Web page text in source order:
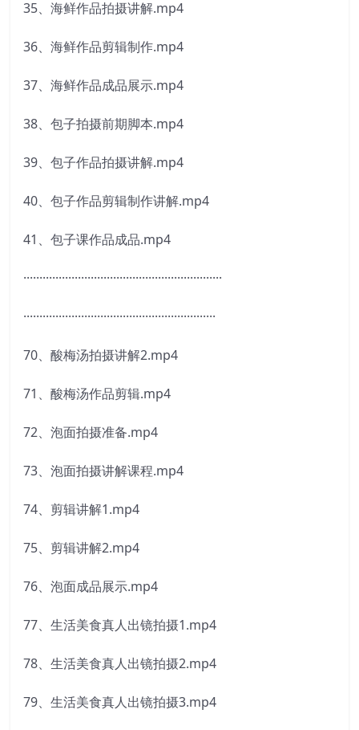
35、海鲜作品拍摄讲解.mp4
36、海鲜作品剪辑制作.mp4
37、海鲜作品成品展示.mp4
38、包子拍摄前期脚本.mp4
39、包子作品拍摄讲解.mp4
40、包子作品剪辑制作讲解.mp4
41、包子课作品成品.mp4
······························································
····························································
70、酸梅汤拍摄讲解2.mp4
71、酸梅汤作品剪辑.mp4
72、泡面拍摄准备.mp4
73、泡面拍摄讲解课程.mp4
74、剪辑讲解1.mp4
75、剪辑讲解2.mp4
76、泡面成品展示.mp4
77、生活美食真人出镜拍摄1.mp4
78、生活美食真人出镜拍摄2.mp4
79、生活美食真人出镜拍摄3.mp4